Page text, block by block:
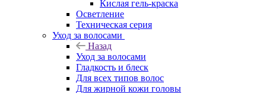
Кислая гель-краска
Осветление
Техническая серия
Уход за волосами
Назад
Уход за волосами
Гладкость и блеск
Для всех типов волос
Для жирной кожи головы